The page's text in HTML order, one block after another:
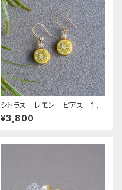
シトラス レモン ピアス 14k
gf
¥3,800